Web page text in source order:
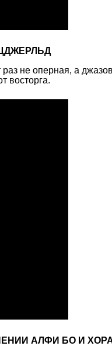
не оперная, а
восторга.
АЛФИ БО И